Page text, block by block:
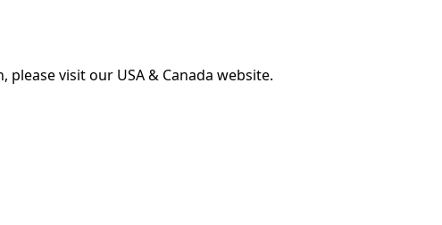
visit our USA & Canada website.